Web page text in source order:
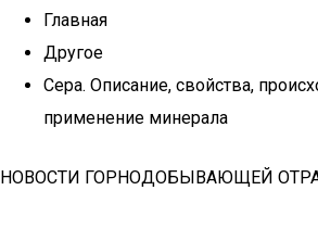
Главная
Другое
Сера. Описание, свойства,
применение минерала
НОВОСТИ ГОРНОДОБЫВАЮЩЕЙ